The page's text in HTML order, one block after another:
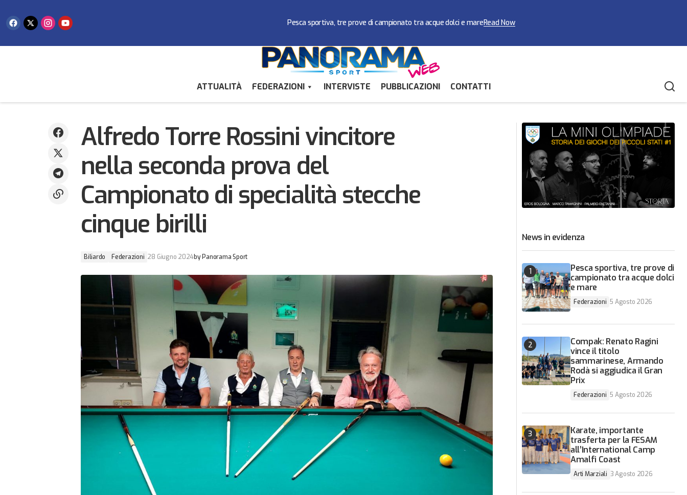
Pesca sportiva, tre prove di campionato tra acque dolci e mareRead Now
ATTUALITÀ FEDERAZIONI INTERVISTE PUBBLICAZIONI CONTATTI
medaglie
Alfredo Torre Rossini vincitore
nella seconda prova del
Campionato di specialità stecche
cinque birilli
Biliardo Federazioni 28 Giugno 2024by Panorama Sport
News in evidenza
Pesca sportiva, tre prove di
campionato tra acque dolci
e mare
Federazioni 5 Agosto 2026
Compak: Renato Ragini
vince il titolo
sammarinese, Armando
Rodà si aggiudica il Gran
Prix
Federazioni 5 Agosto 2026
Karate, importante
trasferta per la FESAM
all’International Camp
Amalfi Coast
Arti Marziali 3 Agosto 2026